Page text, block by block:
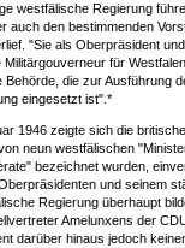
westfälische Regierung
auch den bestimmenden
"Sie als Oberpräsident
Militärgouverneur für
Behörde, die zur Ausführung
eingesetzt ist".*
1946 zeigte sich die
neun westfälischen
bezeichnet wurden,
und seinem
Regierung überhaupt
Amelunxens der
darüber hinaus jedoch